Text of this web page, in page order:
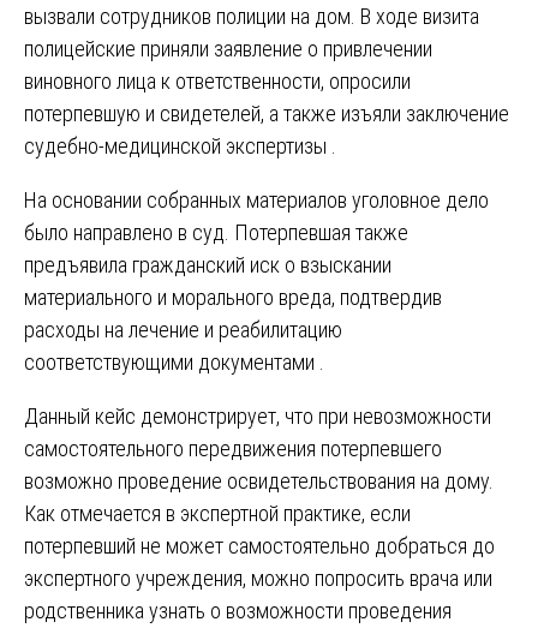
вызвали сотрудников полиции на дом. В ходе визита
полицейские приняли заявление о привлечении
виновного лица к ответственности, опросили
потерпевшую и свидетелей, а также изъяли заключение
судебно-медицинской экспертизы .
На основании собранных материалов уголовное дело
было направлено в суд. Потерпевшая также
предъявила гражданский иск о взыскании
материального и морального вреда, подтвердив
расходы на лечение и реабилитацию
соответствующими документами .
Данный кейс демонстрирует, что при невозможности
самостоятельного передвижения потерпевшего
возможно проведение освидетельствования на дому.
Как отмечается в экспертной практике, если
потерпевший не может самостоятельно добраться до
экспертного учреждения, можно попросить врача или
родственника узнать о возможности проведения